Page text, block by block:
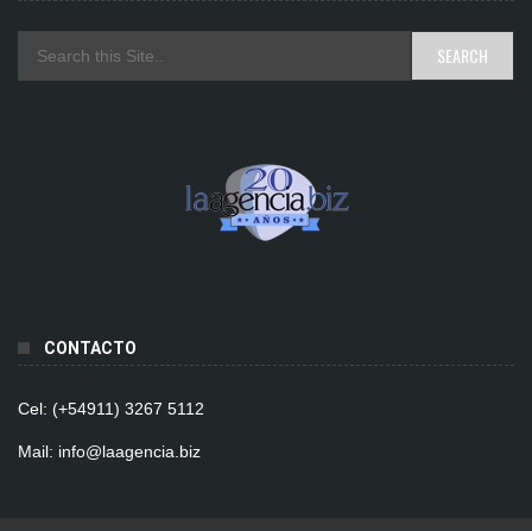
CONTACTO
Cel: (+54911) 3267 5112
Mail: info@laagencia.biz